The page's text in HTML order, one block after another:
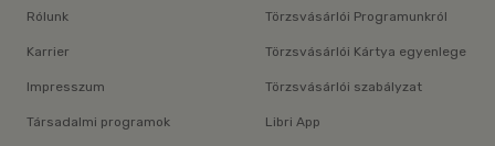
Rólunk
Karrier
Impresszum
Társadalmi programok
Törzsvásárlói Programunkról
Törzsvásárlói Kártya egyenlege
Törzsvásárlói szabályzat
Libri App